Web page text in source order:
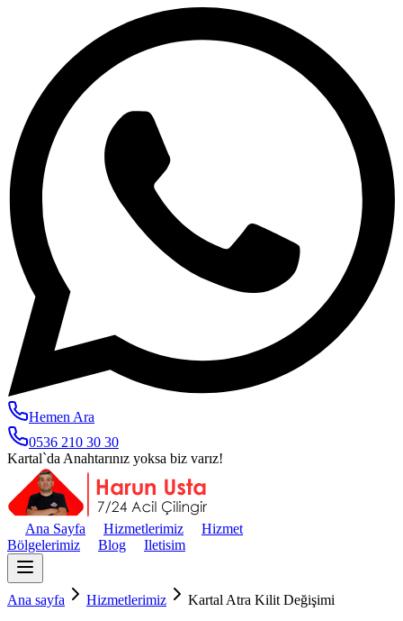
Hemen Ara
0536 210 30 30
Kartal`da Anahtarınız yoksa biz varız!
Ana Sayfa Hizmetlerimiz
Hizmet
Bölgelerimiz
Blog Iletisim
Ana sayfa Hizmetlerimiz Kartal Atra Kilit Değişimi